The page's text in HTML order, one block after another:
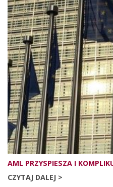
AML PRZYSPIESZA I
CZYTAJ DALEJ >